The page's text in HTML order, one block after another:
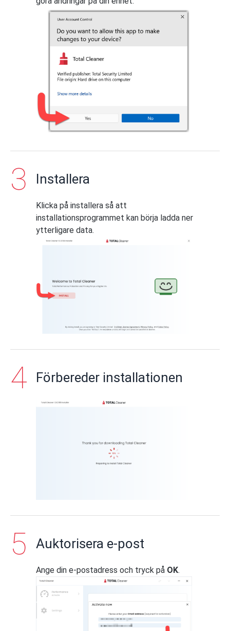
Installera
Klicka på installera så att
installationsprogrammet kan börja ladda ner
ytterligare data.
Förbereder installationen
Auktorisera e-post
Ange din e-postadress och tryck på OK.